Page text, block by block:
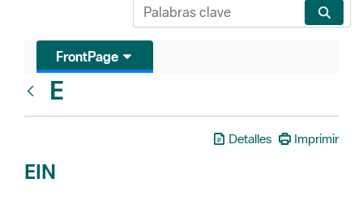
FrontPage
E
Detalles Imprimir
EIN